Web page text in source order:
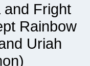
and Fright
Rainbow
Uriah